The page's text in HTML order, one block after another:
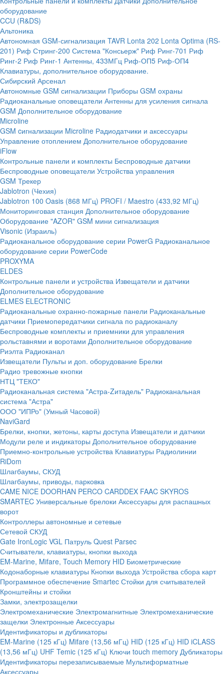
оборудование
CCU (R&DS)
Альтоника
Автономная GSM-сигнализация TAVR Lonta 202 Lonta Optima (RS-
201) Риф Стринг-200 Система "Консьерж" Риф Ринг-701 Риф
Ринг-2 Риф Ринг-1 Антенны, 433МГц Риф-ОП5 Риф-ОП4
Клавиатуры, дополнительное оборудование.
Сибирский Арсенал
Автономные GSM сигнализации Приборы GSM охраны
Радиоканальные оповещатели Антенны для усиления сигнала
GSM Дополнительное оборудование
Microline
GSM cигнализации Microline Радиодатчики и аксессуары
Управление отоплением Дополнительное оборудование
iFlow
Контрольные панели и комплекты Беспроводные датчики
Беспроводные оповещатели Устройства управления
GSM Трекер
Jablotron (Чехия)
Jablotron 100 Oasis (868 МГц) PROFI / Maestro (433,92 МГц)
Мониторинговая станция Дополнительное оборудование
Оборудование "AZOR" GSM мини сигнализация
Visonic (Израиль)
Радиоканальное оборудование серии PowerG Радиоканальное
оборудование серии PowerCode
PROXYMA
ELDES
Контрольные панели и устройства Извещатели и датчики
Дополнительное оборудование
ELMES ELECTRONIC
Радиоканальные охранно-пожарные панели Радиоканальные
датчики Приемопередатчики сигнала по радиоканалу
Беспроводные комплекты и приемники для управления
рольставнями и воротами Дополнительное оборудование
Риэлта Радиоканал
Извещатели Пульты и доп. оборудование Брелки
Радио тревожные кнопки
НТЦ "ТЕКО"
Радиоканальная система "Астра-Zитадель" Радиоканальная
система "Астра"
ООО "ИПРо" (Умный Часовой)
NaviGard
Брелки, кнопки, жетоны, карты доступа Извещатели и датчики
Модули реле и индикаторы Дополнительное оборудование
Приемно-контрольные устройства Клавиатуры Радиолинии
RiDom
Шлагбаумы, СКУД
Шлагбаумы, приводы, парковка
CAME NICE DOORHAN PERCO CARDDEX FAAC SKYROS
SMARTEC Универсальные брелоки Аксессуары для распашных
ворот
Контроллеры автономные и сетевые
Сетевой СКУД
Gate IronLogic VGL Патруль Quest Parsec
Считыватели, клавиатуры, кнопки выхода
EM-Marine, Mifare, Touch Memory HID Биометрические
Кодонаборные клавиатуры Кнопки выхода Устройства сбора карт
Программное обеспечение Smartec Стойки для считывателей
Кронштейны и стойки
Замки, электрозащелки
Электромеханические Электромагнитные Электромеханические
защелки Электронные Аксессуары
Идентификаторы и дубликаторы
EM-Marine (125 кГц) Mifare (13,56 мГц) HID (125 кГц) HID iCLASS
(13,56 мГц) UHF Temic (125 кГц) Ключи touch memory Дубликаторы
Идентификаторы перезаписываемые Мультиформатные
Аксессуары